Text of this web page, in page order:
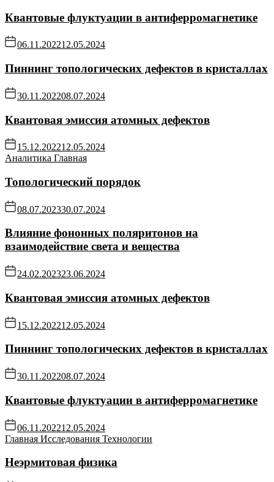
Квантовые флуктуации в антиферромагнетике
06.11.202212.05.2024
Пиннинг топологических дефектов в кристаллах
30.11.202208.07.2024
Квантовая эмиссия атомных дефектов
15.12.202212.05.2024
Аналитика Главная
Топологический порядок
08.07.202330.07.2024
Влияние фононных поляритонов на
взаимодействие света и вещества
24.02.202323.06.2024
Квантовая эмиссия атомных дефектов
15.12.202212.05.2024
Пиннинг топологических дефектов в кристаллах
30.11.202208.07.2024
Квантовые флуктуации в антиферромагнетике
06.11.202212.05.2024
Главная Исследования Технологии
Неэрмитовая физика